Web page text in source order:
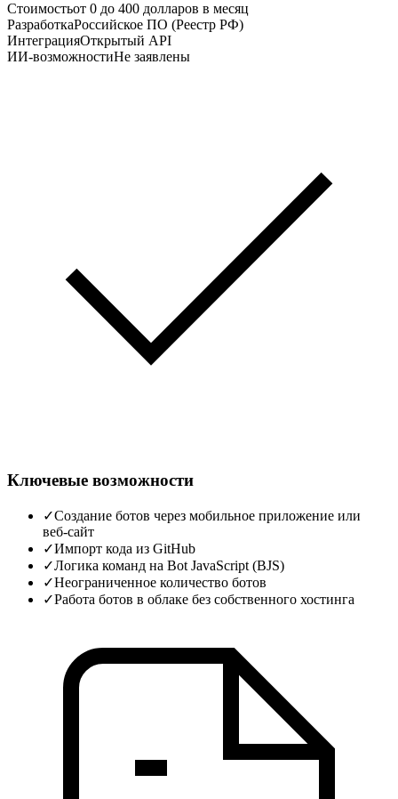
Стоимостьот 0 до 400 долларов в месяц
РазработкаРоссийское ПО (Реестр РФ)
ИнтеграцияОткрытый API
ИИ-возможностиНе заявлены
Ключевые возможности
✓Создание ботов через мобильное приложение или
веб‑сайт
✓Импорт кода из GitHub
✓Логика команд на Bot JavaScript (BJS)
✓Неограниченное количество ботов
✓Работа ботов в облаке без собственного хостинга